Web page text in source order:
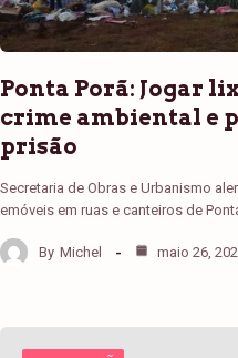
Ponta Porã: Jogar
crime ambiental e
prisão
Secretaria de Obras e Urbanismo
emóveis em ruas e canteiros de
By Michel maio 26,